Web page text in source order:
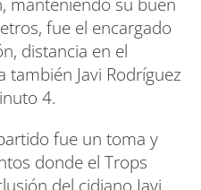
fue el encargado
distancia en el
Javi Rodríguez
4.
fue un toma y
donde el Trops